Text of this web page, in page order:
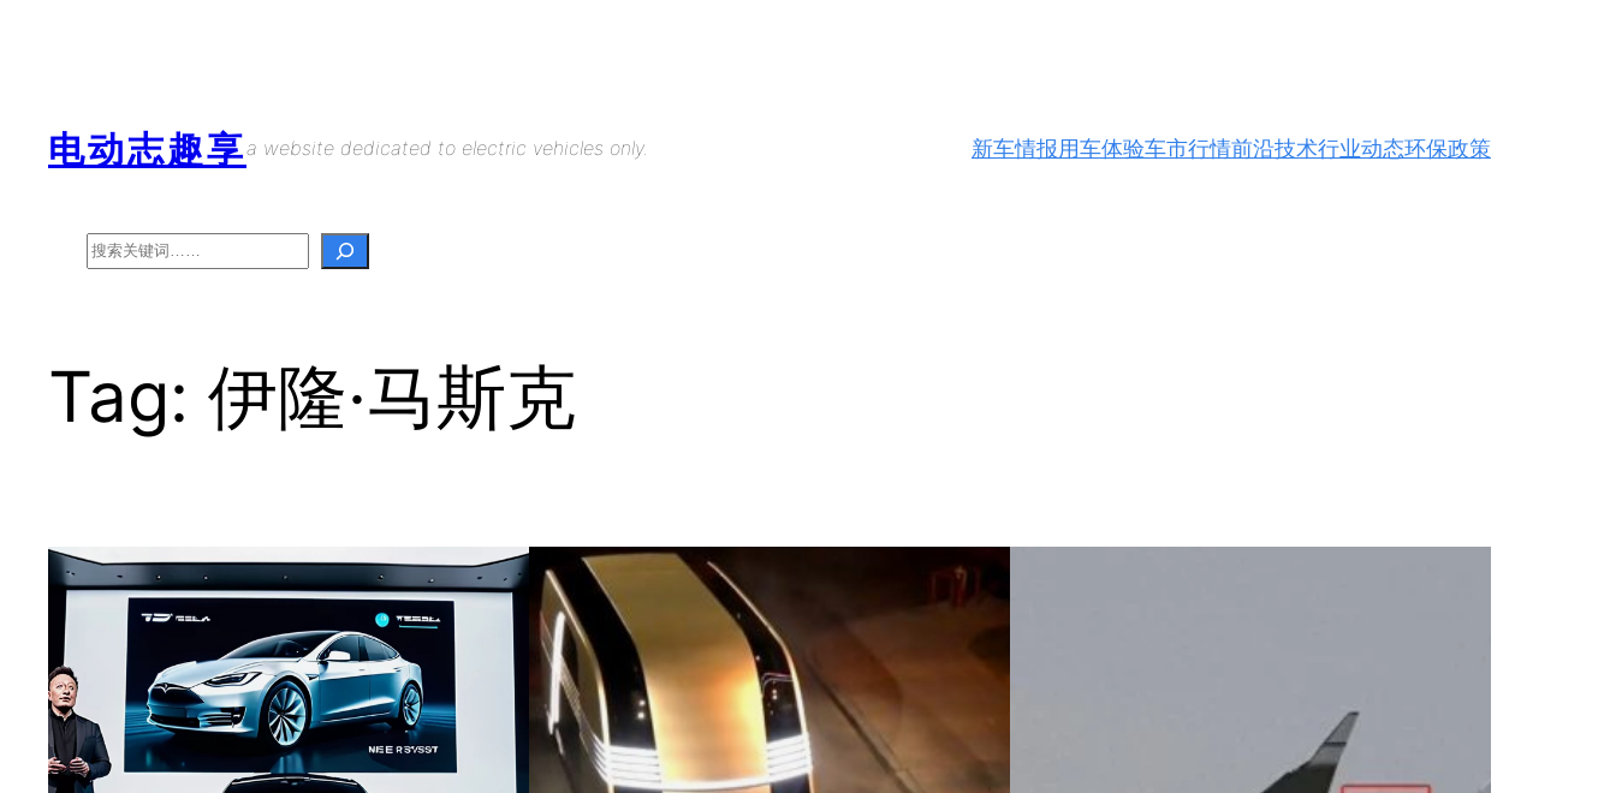
电动志趣享a website dedicated to electric vehicles only. 新车情报用车体验车市行情前沿技术行业动态环保政策
Search
Tag: 伊隆·马斯克